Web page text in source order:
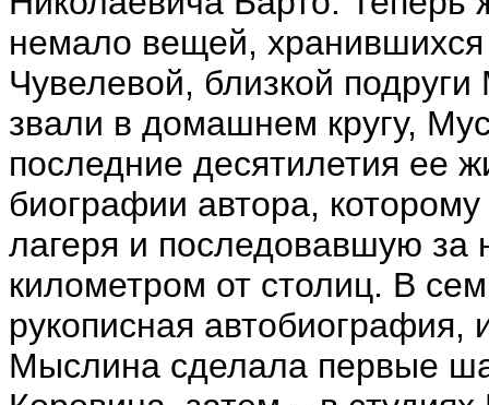
немало вещей,
Чувелевой, близкой
звали в домашнем кругу,
последние десятилетия ее
биографии автора,
лагеря и последовавшую за
километром от столиц. В
рукописная автобиография,
Мыслина сделала первые